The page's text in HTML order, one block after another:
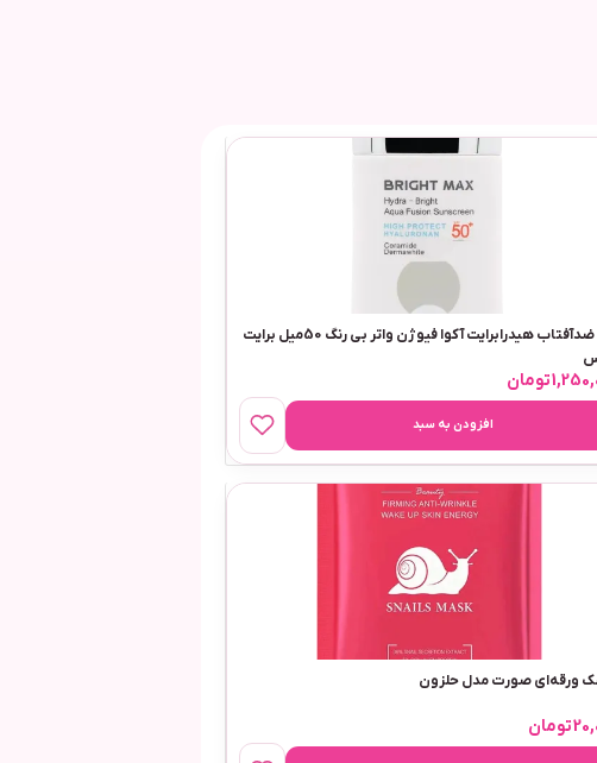
کرم ضدآفتاب هیدرابرایت آکوا فیوژن واتر بی رنگ 50میل برایت
تومان
افزودن به سبد
ورقه‌ای صورت مدل حلزون
تومان